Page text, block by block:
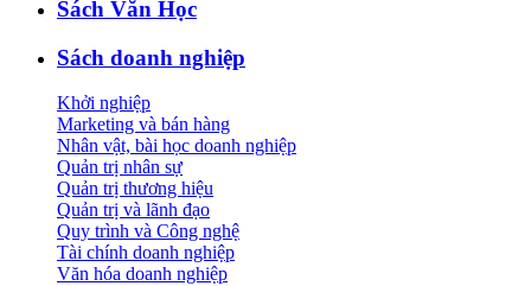
Sách Văn Học
Sách doanh nghiệp
Khởi nghiệp
Marketing và bán hàng
Nhân vật, bài học doanh nghiệp
Quản trị nhân sự
Quản trị thương hiệu
Quản trị và lãnh đạo
Quy trình và Công nghệ
Tài chính doanh nghiệp
Văn hóa doanh nghiệp